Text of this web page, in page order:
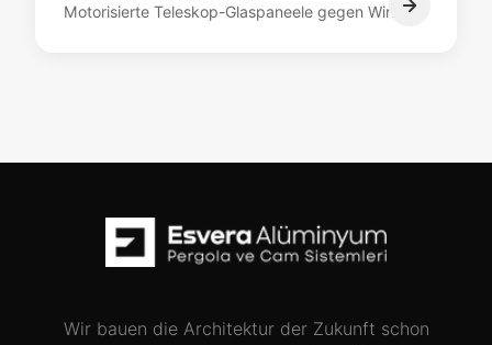
Motorisierte Teleskop-Glaspaneele gegen Wind.…
Wir bauen die Architektur der Zukunft schon